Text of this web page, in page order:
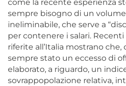
come la recente esperienza
sempre bisogno di un
ineliminabile, che serve a
per contenere i salari.
riferite all’Italia mostrano che,
sempre stato un eccesso di
elaborato, a riguardo, un
sovrappopolazione relativa,